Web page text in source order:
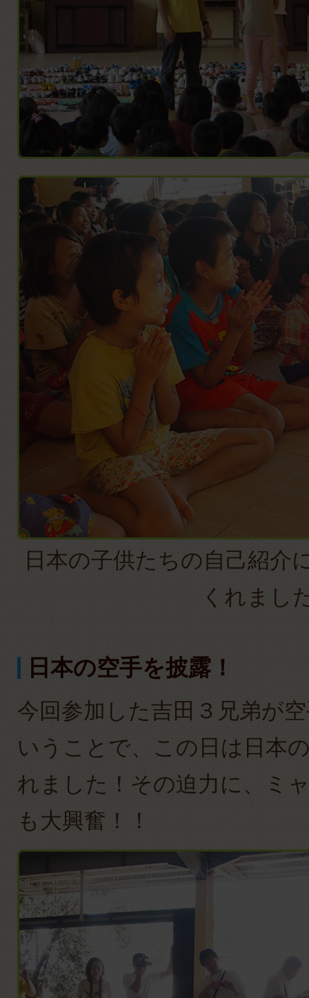
日本の子供たちの自己紹介
くれまし
日本の空手を披露！
今回参加した吉田３兄弟が
いうことで、この日は日本
れました！その迫力に、ミ
も大興奮！！